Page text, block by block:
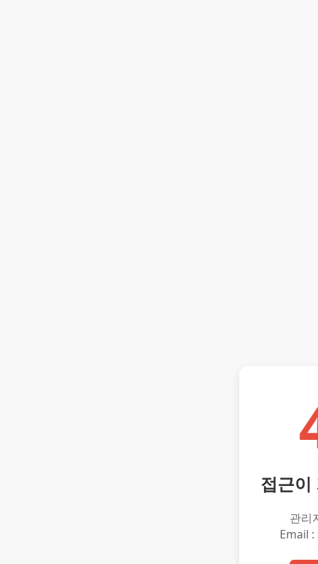
접근이
관리
Email